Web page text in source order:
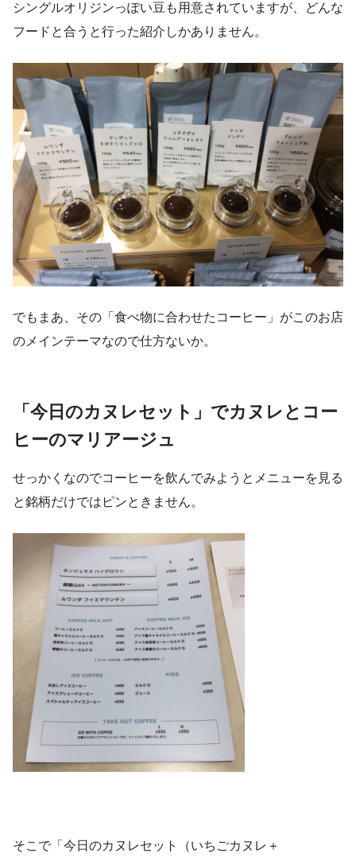
シングルオリジンっぽい豆も用意されていますが、どんな
フードと合うと行った紹介しかありません。
でもまあ、その「食べ物に合わせたコーヒー」がこのお店
のメインテーマなので仕方ないか。
「今日のカヌレセット」でカヌレとコー
ヒーのマリアージュ
せっかくなのでコーヒーを飲んでみようとメニューを見る
と銘柄だけではピンときません。
そこで「今日のカヌレセット（いちごカヌレ＋